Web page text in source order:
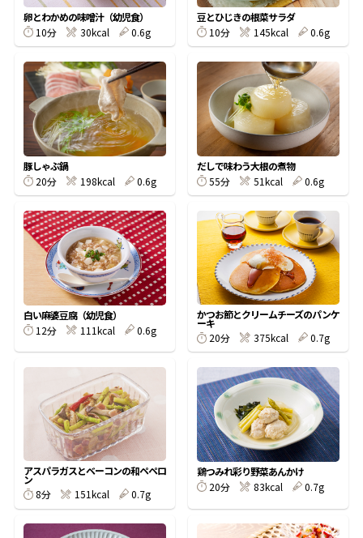
『踊り節』
鰹節屋の
だしパック
だし粉
商品情報一覧
おすすめサイト
新鮮一番
卵とわかめの味噌汁（幼児食）
10分
30kcal 0.6g
豆とひじきの根菜サラダ
10分
145kcal 0.6g
豚しゃぶ鍋
20分
198kcal 0.6g
だしで味わう大根の煮物
55分
51kcal 0.6g
白い麻婆豆腐（幼児食）
12分
111kcal 0.6g
かつお節とクリームチーズのパンケ
ーキ
20分
375kcal 0.7g
アスパラガスとベーコンの和ペペロ
ン
8分
151kcal 0.7g
鶏つみれ彩り野菜あんかけ
20分
83kcal 0.7g